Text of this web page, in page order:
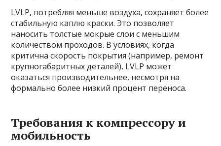
LVLP, потребляя меньше воздуха, сохраняет более
стабильную каплю краски. Это позволяет
наносить толстые мокрые слои с меньшим
количеством проходов. В условиях, когда
критична скорость покрытия (например, ремонт
крупногабаритных деталей), LVLP может
оказаться производительнее, несмотря на
формально более низкий процент переноса.
Требования к компрессору и
мобильность